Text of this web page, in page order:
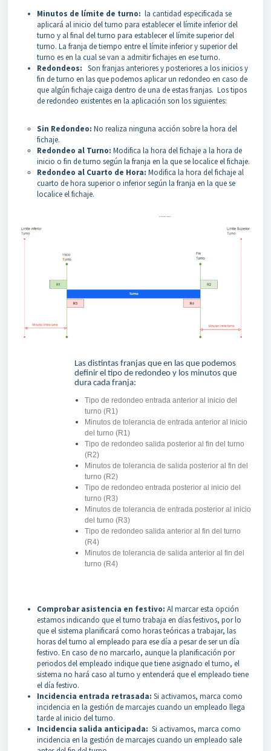
Minutos de límite de turno: la cantidad especificada se
aplicará al inicio del turno para establecer el límite inferior del
turno y al final del turno para establecer el límite superior del
turno. La franja de tiempo entre el límite inferior y superior del
turno es en la cual se van a admitir fichajes en ese turno.
Redondeos: Son franjas anteriores y posteriores a los inicios y
fin de turno en las que podemos aplicar un redondeo en caso de
que algún fichaje caiga dentro de una de estas franjas. Los tipos
de redondeo existentes en la aplicación son los siguientes:
Sin Redondeo: No realiza ninguna acción sobre la hora del
fichaje.
Redondeo al Turno: Modifica la hora del fichaje a la hora de
inicio o fin de turno según la franja en la que se localice el fichaje.
Redondeo al Cuarto de Hora: Modifica la hora del fichaje al
cuarto de hora superior o inferior según la franja en la que se
localice el fichaje.
Las distintas franjas que en las que podemos
definir el tipo de redondeo y los minutos que
dura cada franja:
Tipo de redondeo entrada anterior al inicio del
turno (R1)
Minutos de tolerancia de entrada anterior al inicio
del turno (R1)
Tipo de redondeo salida posterior al fin del turno
(R2)
Minutos de tolerancia de salida posterior al fin del
turno (R2)
Tipo de redondeo entrada posterior al inicio del
turno (R3)
Minutos de tolerancia de entrada posterior al inicio
del turno (R3)
Tipo de redondeo salida anterior al fin del turno
(R4)
Minutos de tolerancia de salida anterior al fin del
turno (R4)
Comprobar asistencia en festivo: Al marcar esta opción
estamos indicando que el turno trabaja en días festivos, por lo
que el sistema planificará como horas teóricas a trabajar, las
horas del turno al empleado para ese día a pesar de ser un día
festivo. En caso de no marcarlo, aunque la planificación por
periodos del empleado indique que tiene asignado el turno, el
sistema no hará caso al turno y entenderá que el empleado tiene
el día festivo.
Incidencia entrada retrasada: Si activamos, marca como
incidencia en la gestión de marcajes cuando un empleado llega
tarde al inicio del turno.
Incidencia salida anticipada: Si activamos, marca como
incidencia en la gestión de marcajes cuando un empleado sale